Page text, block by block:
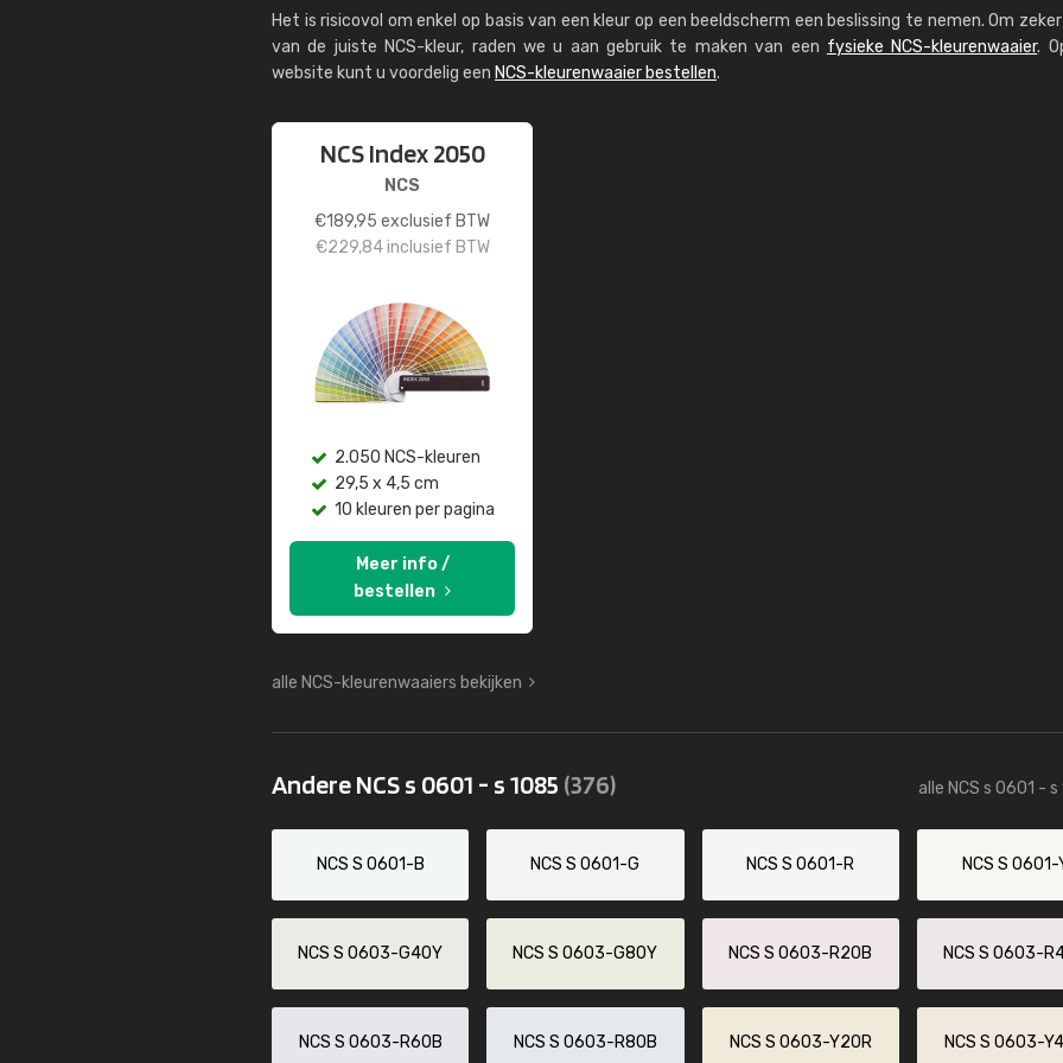
Het is risicovol om enkel op basis van een kleur op een beeldscherm een beslissing te nemen. Om
van de juiste NCS-kleur, raden we u aan gebruik te maken van een fysieke NCS-kleurenwaaier.
website kunt u voordelig een NCS-kleurenwaaier bestellen.
NCS Index 2050
NCS
€189,95 exclusief BTW
€229,84inclusief BTW
2.050 NCS-kleuren
29,5 x 4,5 cm
10 kleuren per pagina
Meer info /
bestellen
alle NCS-kleurenwaaiers bekijken
Andere NCS s 0601 - s 1085 (376) alle NCS s 0601 -
NCS S 0601-B NCS S 0601-G NCS S 0601-R NCS S 0601-
NCS S 0603-G40Y NCS S 0603-G80Y NCS S 0603-R20B NCS S 0603-
NCS S 0603-R60B NCS S 0603-R80B NCS S 0603-Y20R NCS S 0603-